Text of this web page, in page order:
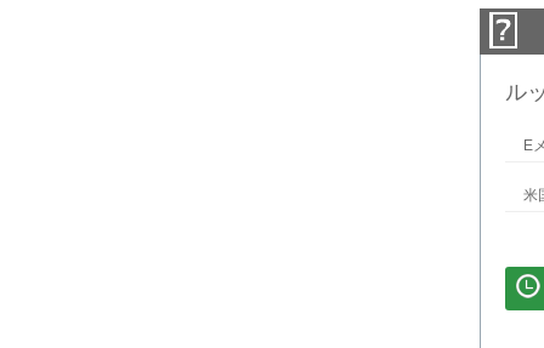
ル
E
米